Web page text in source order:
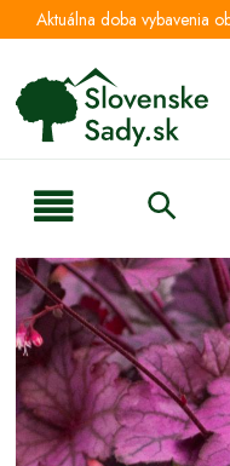
Aktuálna doba vybavenia